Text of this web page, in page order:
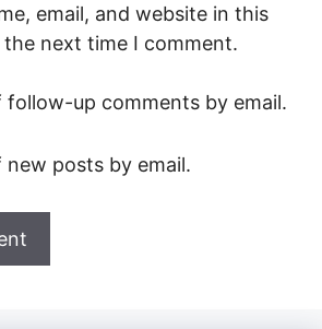
email, and website in this
next time I comment.
up comments by email.
posts by email.